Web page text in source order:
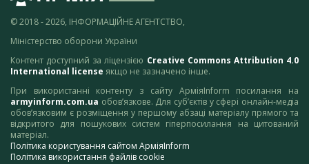
© 2018 - 2026, ІНФОРМАЦІЙНЕ АГЕНТСТВО,
Міністерство оборони України
Контент доступний за ліцензією Creative Commons Attribution 4.0
International license якщо не зазначено інше.
При використанні контенту з сайту АрміяInform посилання на
armyinform.com.ua обов’язкове. Для суб’єктів у сфері онлайн-медіа
обов’язковим є розміщення у першому абзаці матеріалу прямого та
відкритого для пошукових систем гіперпосилання на цитований
матеріал.
Політика користування сайтом АрміяInform
Політика використання файлів cookie